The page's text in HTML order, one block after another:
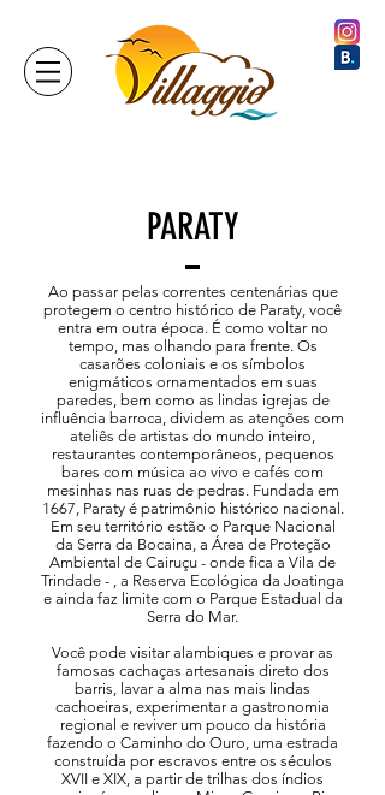
PARATY
Ao passar pelas correntes centenárias que
protegem o centro histórico de Paraty, você
entra em outra época. É como voltar no
tempo, mas olhando para frente. Os
casarões coloniais e os símbolos
enigmáticos ornamentados em suas
paredes, bem como as lindas igrejas de
influência barroca, dividem as atenções com
ateliês de artistas do mundo inteiro,
restaurantes contemporâneos, pequenos
bares com música ao vivo e cafés com
mesinhas nas ruas de pedras. Fundada em
1667, Paraty é patrimônio histórico nacional.
Em seu território estão o Parque Nacional
da Serra da Bocaina, a Área de Proteção
Ambiental de Cairuçu - onde fica a Vila de
Trindade - , a Reserva Ecológica da Joatinga
e ainda faz limite com o Parque Estadual da
Serra do Mar.
Você pode visitar alambiques e provar as
famosas cachaças artesanais direto dos
barris, lavar a alma nas mais lindas
cachoeiras, experimentar a gastronomia
regional e reviver um pouco da história
fazendo o Caminho do Ouro, uma estrada
construída por escravos entre os séculos
XVII e XIX, a partir de trilhas dos índios